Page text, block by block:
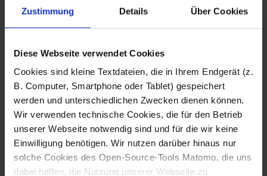
Zustimmung Details Über Cookies
Diese Webseite verwendet Cookies
Cookies sind kleine Textdateien, die in Ihrem Endgerät (z.
B. Computer, Smartphone oder Tablet) gespeichert
werden und unterschiedlichen Zwecken dienen können.
Wir verwenden technische Cookies, die für den Betrieb
unserer Webseite notwendig sind und für die wir keine
Einwilligung benötigen. Wir nutzen darüber hinaus nur
solche Cookies des Open-Source-Tools Matomo, die uns
dabei helfen, die Nutzung unserer Webseite zu
Fotografo: Lorenz
Sternbach
Download
Fotografo: Lorenz
Sternbach
Download